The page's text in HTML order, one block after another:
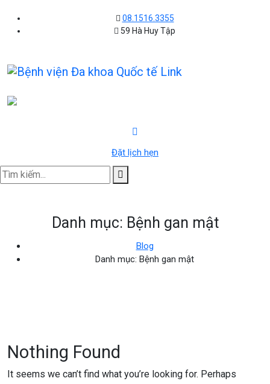
08.1516.3355
59 Hà Huy Tập
Đặt lịch hẹn
Danh mục: Bệnh gan mật
Blog
Danh mục: Bệnh gan mật
Nothing Found
It seems we can’t find what you’re looking for. Perhaps